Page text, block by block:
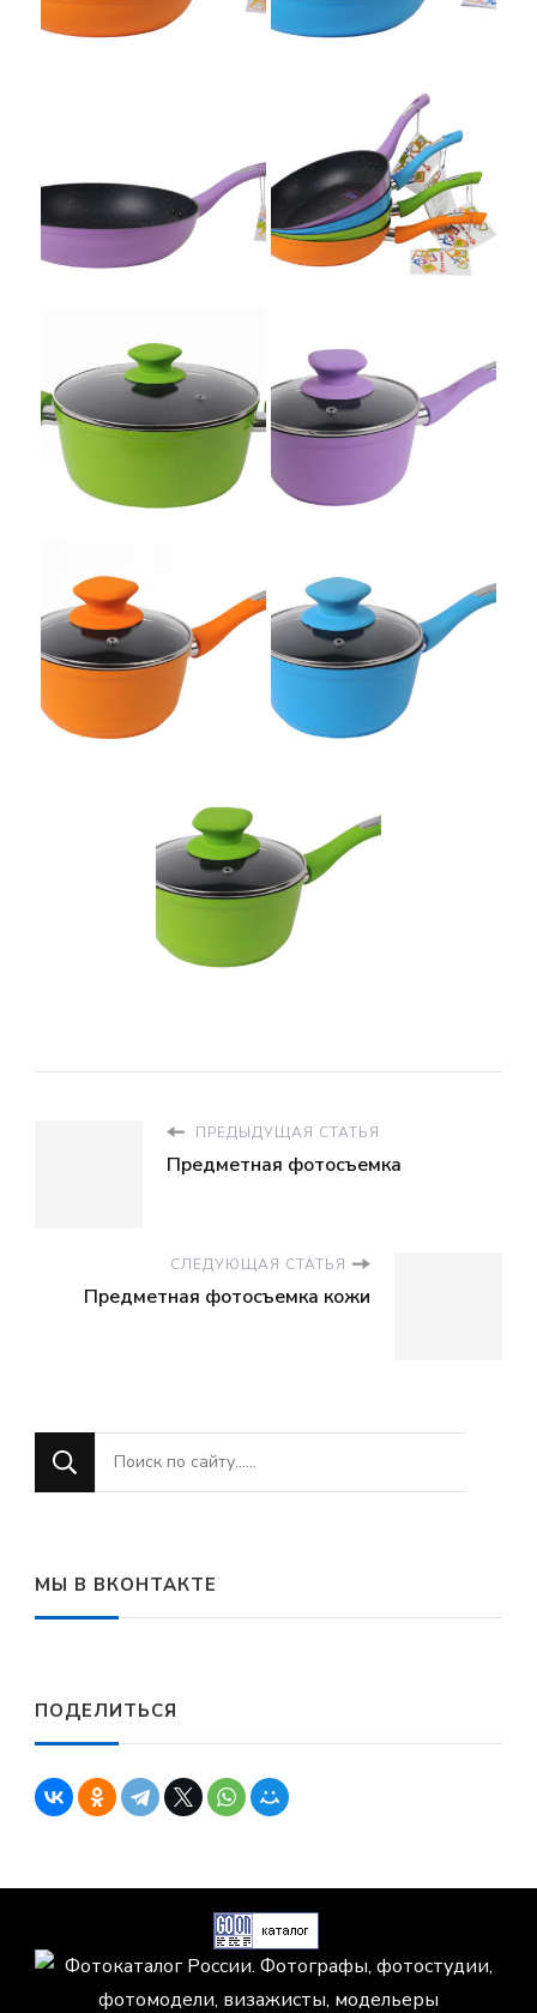
ПРЕДЫДУЩАЯ СТАТЬЯ
Предметная фотосъемка
СЛЕДУЮЩАЯ СТАТЬЯ
Предметная фотосъемка кожи
Ищите
что-
МЫ В ВКОНТАКТЕ
ПОДЕЛИТЬСЯ